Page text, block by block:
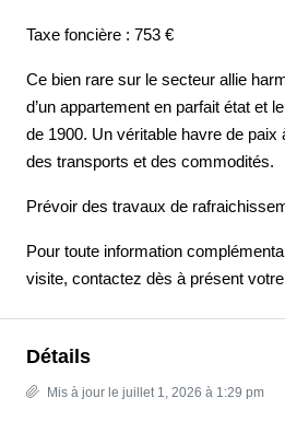
Taxe foncière : 753 €
Ce bien rare sur le secteur allie
d’un appartement en parfait état et
de 1900. Un véritable havre de paix
des transports et des commodités.
Prévoir des travaux de
Pour toute information
visite, contactez dès à présent
Détails
Mis à jour le juillet 1, 2026 à 1:29 pm